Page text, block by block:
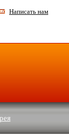
Написать нам